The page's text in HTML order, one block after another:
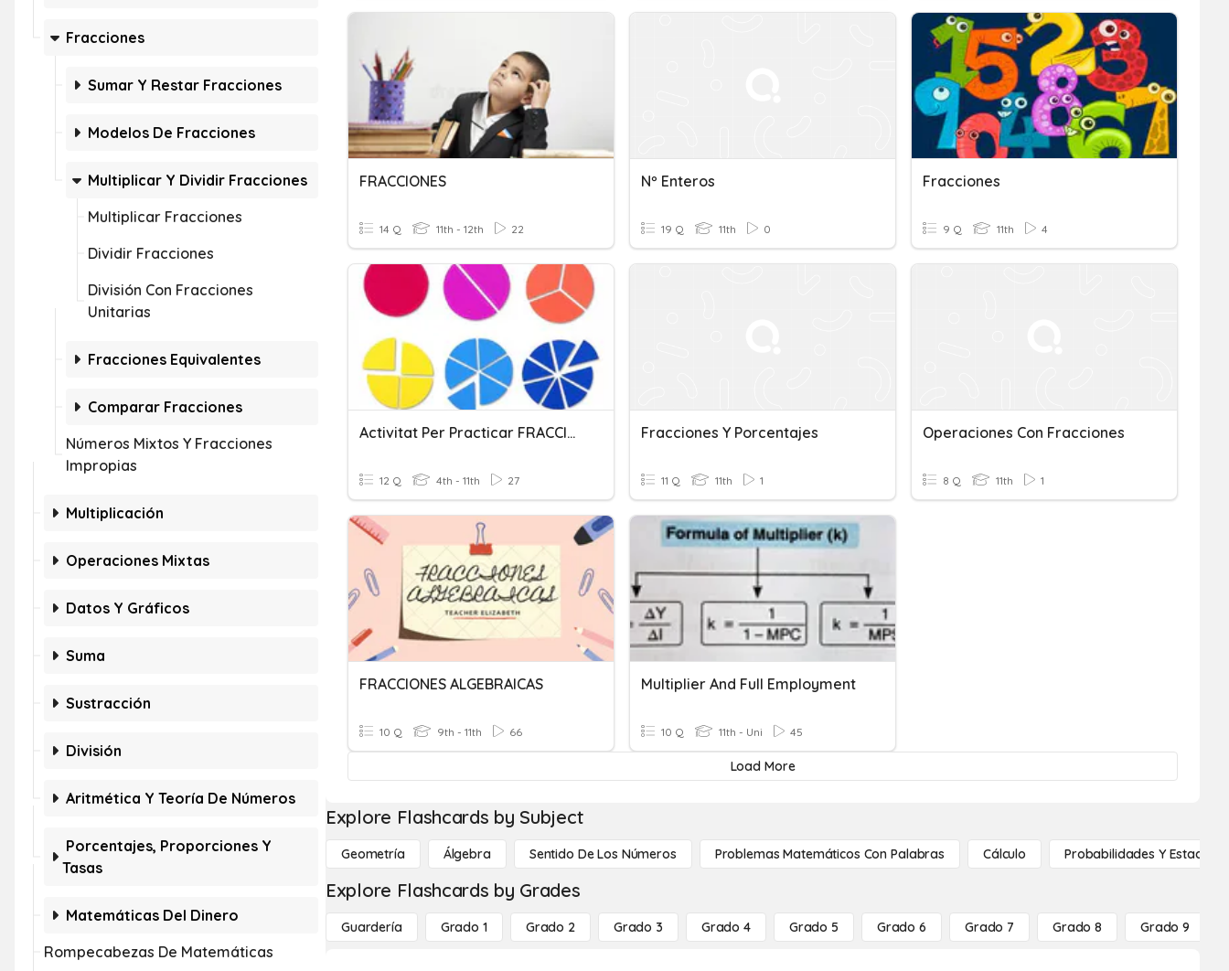
Fracciones
Sumar Y Restar Fracciones
Modelos De Fracciones
Multiplicar Y Dividir Fracciones
Multiplicar Fracciones
Dividir Fracciones
División Con Fracciones
Unitarias
Fracciones Equivalentes
Comparar Fracciones
Números Mixtos Y Fracciones
Impropias
Multiplicación
Operaciones Mixtas
Datos Y Gráficos
Suma
Sustracción
División
Aritmética Y Teoría De Números
Porcentajes, Proporciones Y
Tasas
Matemáticas Del Dinero
Rompecabezas De Matemáticas
FRACCIONES
14 Q 11th - 12th 22
Nº Enteros
19 Q 11th 0
Fracciones
9 Q 11th 4
Activitat Per Practicar FRACCIONS
12 Q 4th - 11th 27
Fracciones Y Porcentajes
11 Q 11th 1
Operaciones Con Fracciones
8 Q 11th 1
FRACCIONES ALGEBRAICAS
10 Q 9th - 11th 66
Multiplier And Full Employment
10 Q 11th - Uni 45
Load More
Explore Flashcards by Subject
Geometría Álgebra Sentido De Los Números Problemas Matemáticos Con Palabras Cálculo Probabilidades Y
Explore Flashcards by Grades
Guardería Grado 1 Grado 2 Grado 3 Grado 4 Grado 5 Grado 6 Grado 7 Grado 8 Grado 9